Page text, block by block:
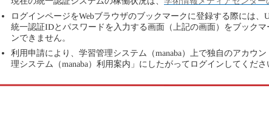
ログインページをWebブラウザのブックマークに登録する際には、
統一認証IDとパスワードを入力する画面（上記の画面）をブック
ンできません。
利用申請により、学習管理システム（manaba）上で独自のアカウ
理システム（manaba）利用案内」にしたがってログインしてくださ